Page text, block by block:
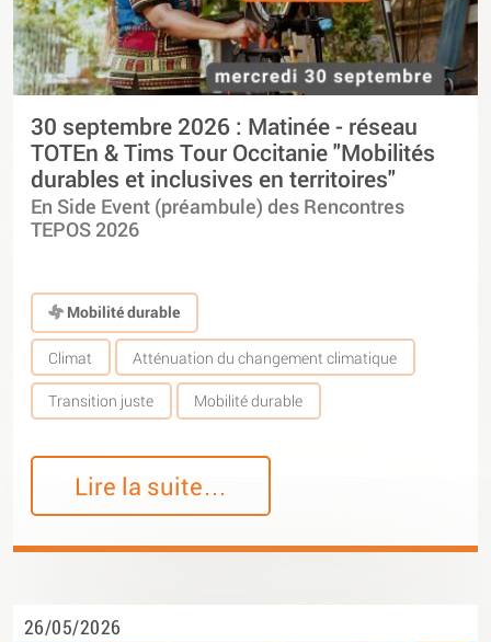
30 septembre 2026 : Matinée - réseau
TOTEn & Tims Tour Occitanie "Mobilités
durables et inclusives en territoires"
En Side Event (préambule) des Rencontres
TEPOS 2026
Mobilité durable
Climat Atténuation du changement climatique
Transition juste Mobilité durable
Lire la suite…
26/05/2026